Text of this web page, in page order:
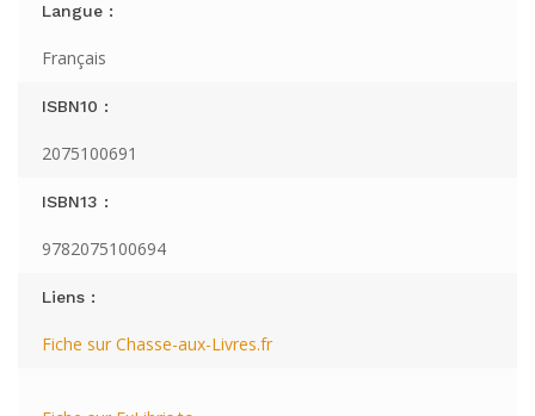
Langue :
Français
ISBN10 :
2075100691
ISBN13 :
9782075100694
Liens :
Fiche sur Chasse-aux-Livres.fr